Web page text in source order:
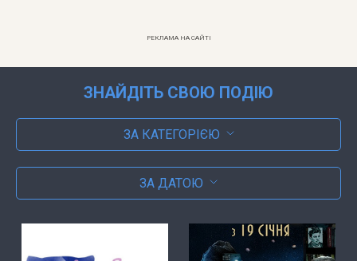
РЕКЛАМА НА САЙТІ
ЗНАЙДІТЬ СВОЮ ПОДІЮ
ЗА КАТЕГОРІЄЮ
ЗА ДАТОЮ